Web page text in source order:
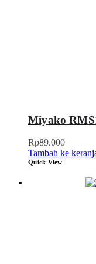
Miyako
Rp89.000
Tambah ke
Quick View